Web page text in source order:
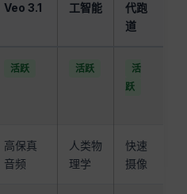
Veo 3.1
工智能
代跑
道
活跃 活跃
活
跃
高保真
音频
人类物
理学
快速
摄像